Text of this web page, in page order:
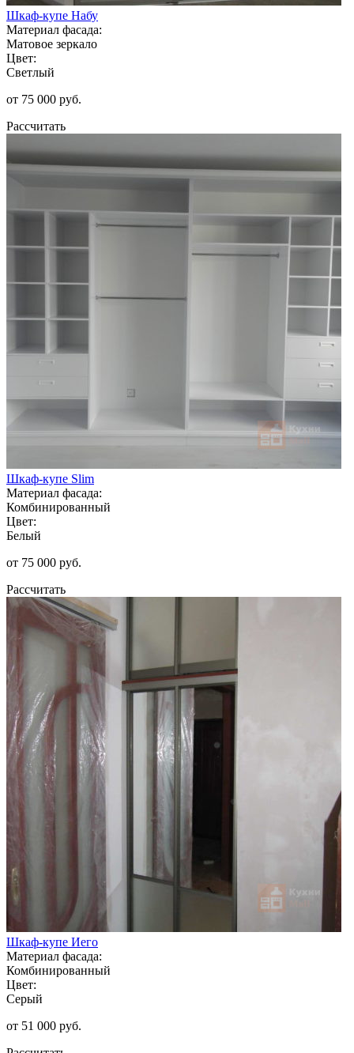
Шкаф-купе Набу
Материал фасада:
Матовое зеркало
Цвет:
Светлый
от 75 000 руб.
Рассчитать
Шкаф-купе Slim
Материал фасада:
Комбинированный
Цвет:
Белый
от 75 000 руб.
Рассчитать
Шкаф-купе Иего
Материал фасада:
Комбинированный
Цвет:
Серый
от 51 000 руб.